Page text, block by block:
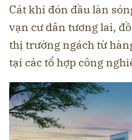
Cát khi đón đầu làn
vạn cư dân tương lai,
thị trường ngách từ
tại các tổ hợp công